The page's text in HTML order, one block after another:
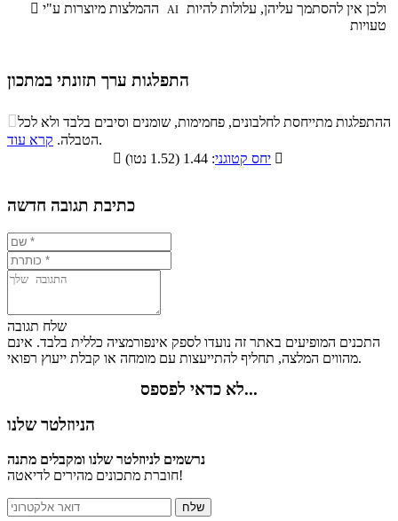
 AI
טעויות
התפלגות ערך תזונתי במתכון
התפלגות ערך תזונתי במתכון
סיבים
תזונתיים
שומנים חלבונים
22.6% 17.5%
ההתפלגות מתייחסת לחלבונים, פחמימות, שומנים וסיבים בלבד ולא לכל
הטבלה. קרא עוד
.

יחס קטוגני 
כתיבת תגובה חדשה
שלח תגובה
התכנים המופיעים באתר זה נועדו לספק אינפורמציה כללית בלבד. אינם
מהווים המלצה, תחליף להתייעצות עם מומחה או קבלת ייעוץ רפואי.
לא כדאי לפספס...
הניוזלטר שלנו
נרשמים לניוזלטר שלנו ומקבלים מתנה
חוברת מתכונים מהירים לדיאטה!